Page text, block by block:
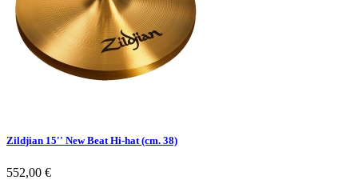
Zildjian 15'' New Beat Hi-hat (cm. 38)
Prezzo
552,00 €